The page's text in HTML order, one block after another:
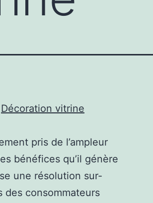
Décoration vitrine
pris de l’ampleur
bénéfices qu’il génère
une résolution sur-
des consommateurs